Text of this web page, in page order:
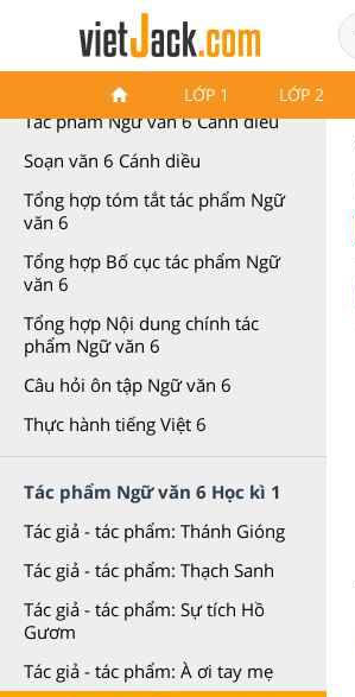
LỚP 1 LỚP 2
Tác phẩm Ngữ văn 6 Cánh diều
Tác phẩm Ngữ văn 6 Cánh diều
Soạn văn 6 Cánh diều
Tổng hợp tóm tắt tác phẩm Ngữ
văn 6
Tổng hợp Bố cục tác phẩm Ngữ
văn 6
Tổng hợp Nội dung chính tác
phẩm Ngữ văn 6
Câu hỏi ôn tập Ngữ văn 6
Thực hành tiếng Việt 6
Tác phẩm Ngữ văn 6 Học kì 1
Tác giả - tác phẩm: Thánh Gióng
Tác giả - tác phẩm: Thạch Sanh
Tác giả - tác phẩm: Sự tích Hồ
Gươm
Tác giả - tác phẩm: À ơi tay mẹ